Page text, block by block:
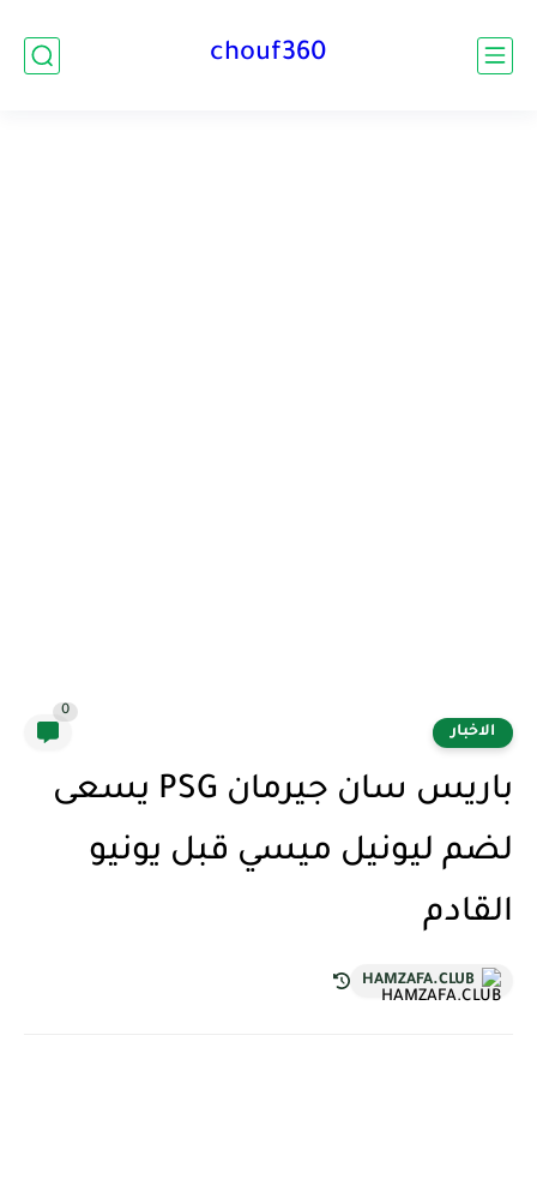
chouf360
الاخبار
0
باريس سان جيرمان PSG يسعى
لضم ليونيل ميسي قبل يونيو
القادم
HAMZAFA.CLUB